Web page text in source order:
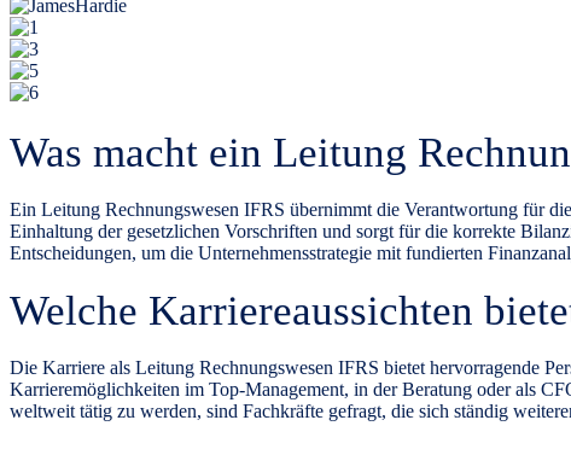
Was macht ein Leitung
Ein Leitung Rechnungswesen IFRS übernimmt die Verantwortung für
Einhaltung der gesetzlichen Vorschriften und sorgt für die korrekte
Entscheidungen, um die Unternehmensstrategie mit fundierten
Welche Karriereaussichten
Die Karriere als Leitung Rechnungswesen IFRS bietet hervorragende
Karrieremöglichkeiten im Top-Management, in der Beratung oder als
weltweit tätig zu werden, sind Fachkräfte gefragt, die sich ständig